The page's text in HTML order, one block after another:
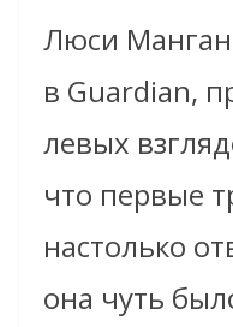
Люси Манган
в Guardian,
левых
что первые
настолько
она чуть